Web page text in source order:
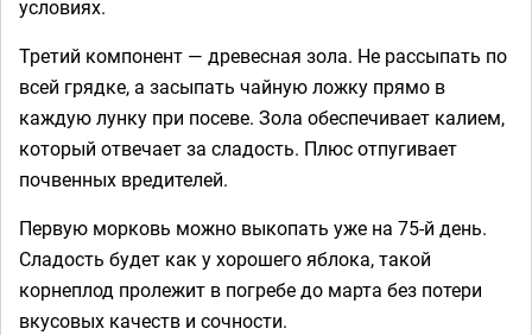
условиях.
Третий компонент — древесная зола. Не рассыпать по
всей грядке, а засыпать чайную ложку прямо в
каждую лунку при посеве. Зола обеспечивает калием,
который отвечает за сладость. Плюс отпугивает
почвенных вредителей.
Первую морковь можно выкопать уже на 75-й день.
Сладость будет как у хорошего яблока, такой
корнеплод пролежит в погребе до марта без потери
вкусовых качеств и сочности.